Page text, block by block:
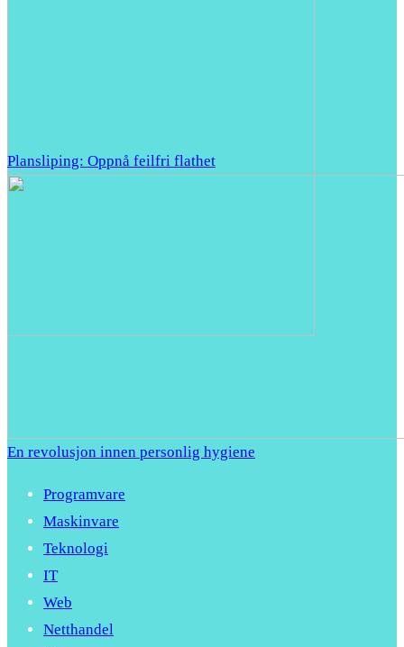
Plansliping: Oppnå feilfri flathet
En revolusjon innen personlig hygiene
Programvare
Maskinvare
Teknologi
IT
Web
Netthandel